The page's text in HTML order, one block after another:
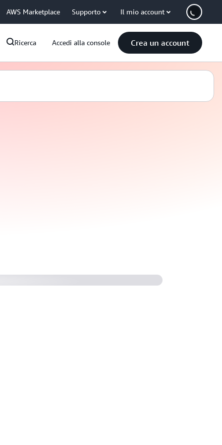
AWS Marketplace Supporto Il mio account
Ricerca Accedi alla console Crea un account